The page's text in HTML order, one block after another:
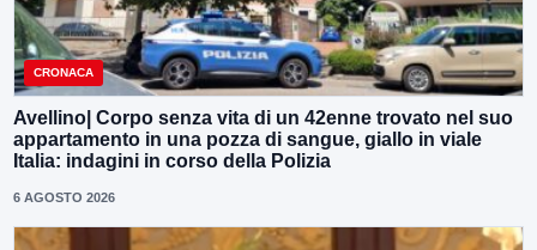
CRONACA
Avellino| Corpo senza vita di un 42enne trovato nel suo
appartamento in una pozza di sangue, giallo in viale
Italia: indagini in corso della Polizia
6 AGOSTO 2026